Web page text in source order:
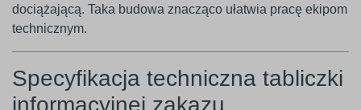
dociążającą. Taka budowa znacząco ułatwia pracę ekipom
technicznym.
Specyfikacja techniczna tabliczki